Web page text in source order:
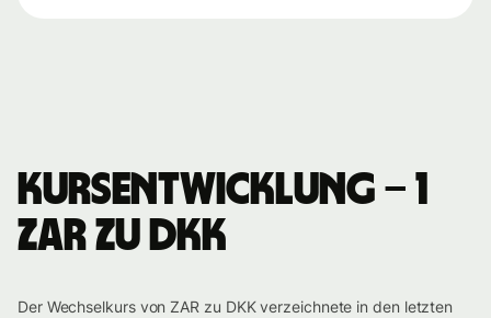
Kursentwicklung – 1
ZAR zu DKK
Der Wechselkurs von ZAR zu DKK verzeichnete in den letzten